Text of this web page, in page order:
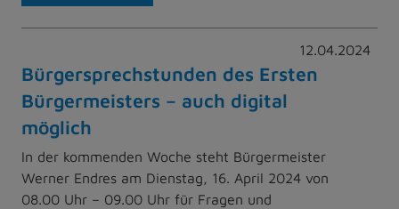
12.04.2024
Bürgersprechstunden des Ersten
Bürgermeisters – auch digital
möglich
In der kommenden Woche steht Bürgermeister
Werner Endres am Dienstag, 16. April 2024 von
08.00 Uhr – 09.00 Uhr für Fragen und